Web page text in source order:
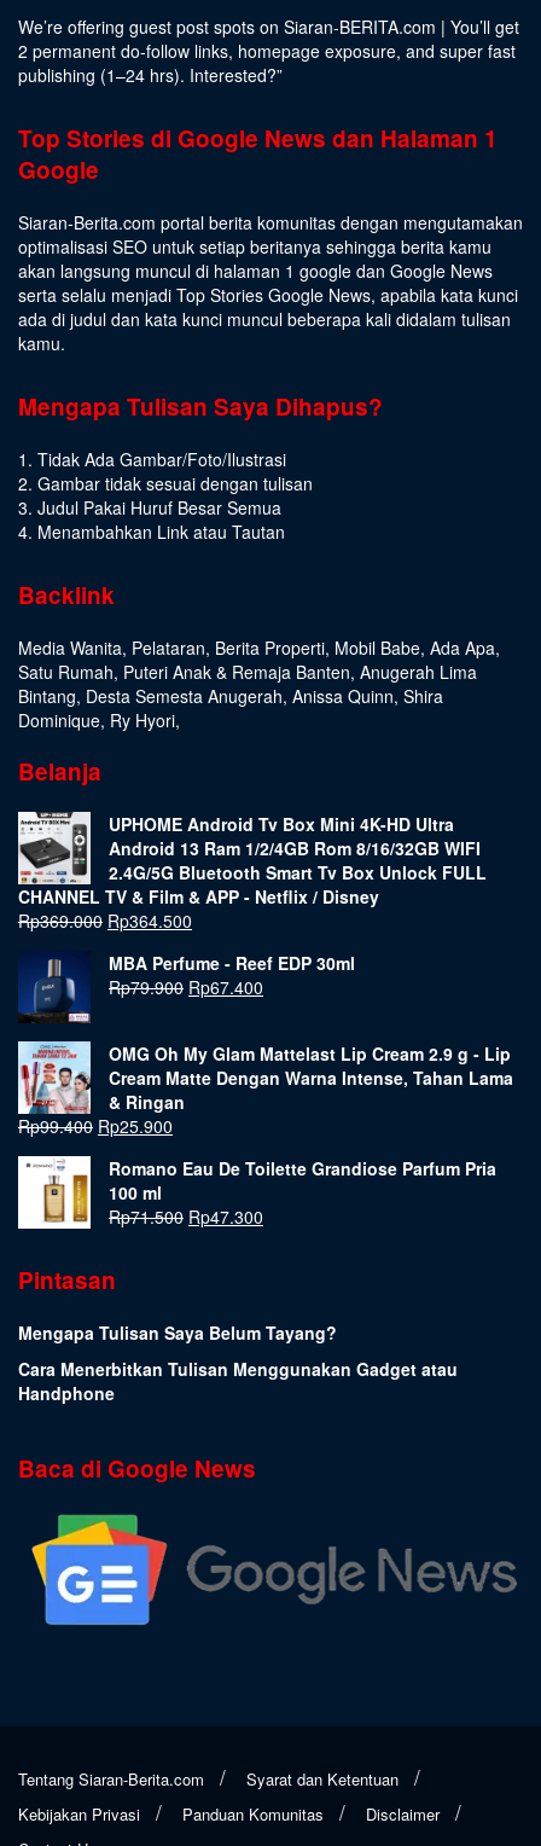
We’re offering guest post spots on Siaran-BERITA.com | You’ll get
2 permanent do-follow links, homepage exposure, and super fast
publishing (1–24 hrs). Interested?”
Top Stories di Google News dan Halaman 1
Google
Siaran-Berita.com portal berita komunitas dengan mengutamakan
optimalisasi SEO untuk setiap beritanya sehingga berita kamu
akan langsung muncul di halaman 1 google dan Google News
serta selalu menjadi Top Stories Google News, apabila kata kunci
ada di judul dan kata kunci muncul beberapa kali didalam tulisan
kamu.
Mengapa Tulisan Saya Dihapus?
1. Tidak Ada Gambar/Foto/Ilustrasi
2. Gambar tidak sesuai dengan tulisan
3. Judul Pakai Huruf Besar Semua
4. Menambahkan Link atau Tautan
Backlink
Media Wanita, Pelataran, Berita Properti, Mobil Babe, Ada Apa,
Satu Rumah, Puteri Anak & Remaja Banten, Anugerah Lima
Bintang, Desta Semesta Anugerah, Anissa Quinn, Shira
Dominique, Ry Hyori,
Belanja
UPHOME Android Tv Box Mini 4K-HD Ultra
Android 13 Ram 1/2/4GB Rom 8/16/32GB WIFI
2.4G/5G Bluetooth Smart Tv Box Unlock FULL
CHANNEL TV & Film & APP - Netflix / Disney
Rp369.000 Rp364.500
MBA Perfume - Reef EDP 30ml
Rp79.900 Rp67.400
OMG Oh My Glam Mattelast Lip Cream 2.9 g - Lip
Cream Matte Dengan Warna Intense, Tahan Lama
& Ringan
Rp99.400 Rp25.900
Romano Eau De Toilette Grandiose Parfum Pria
100 ml
Rp71.500 Rp47.300
Pintasan
Mengapa Tulisan Saya Belum Tayang?
Cara Menerbitkan Tulisan Menggunakan Gadget atau
Handphone
Baca di Google News
Tentang Siaran-Berita.com
Syarat dan Ketentuan
Kebijakan Privasi
Panduan Komunitas
Disclaimer